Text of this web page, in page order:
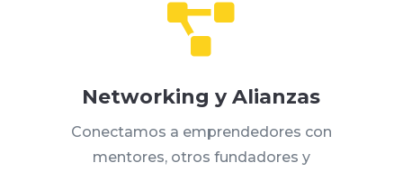

Networking y Alianzas
Conectamos a emprendedores con
mentores, otros fundadores y